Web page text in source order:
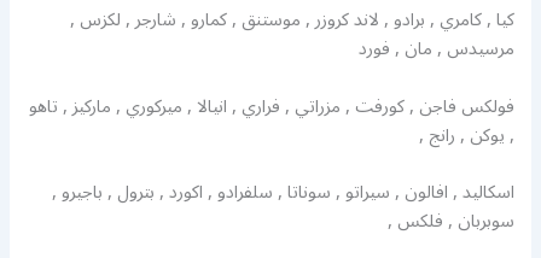
كيا , كامري , برادو , لاند كروزر , موستنق , كمارو , شارجر , لكزس ,
مرسيدس , مان , فورد
فولكس فاجن , كورفت , مزراتي , فراري , انيالا , ميركوري , ماركيز , تاهو
, يوكن , رانج ,
اسكاليد , افالون , سيراتو , سوناتا , سلفرادو , اكورد , بترول , باجيرو ,
سوبربان , فلكس ,